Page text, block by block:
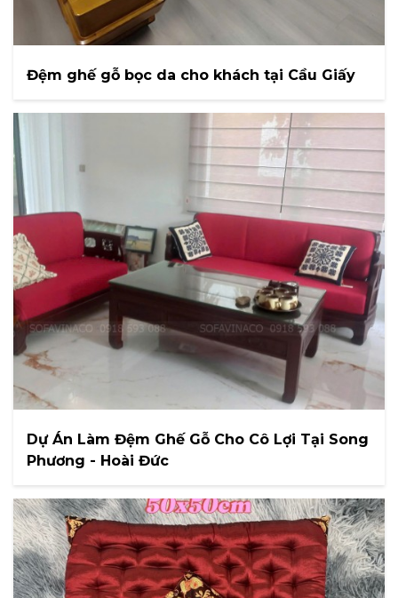
Đệm ghế gỗ bọc da cho khách tại Cầu Giấy
Dự Án Làm Đệm Ghế Gỗ Cho Cô Lợi Tại Song
Phương - Hoài Đức